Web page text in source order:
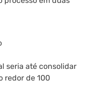
seria até consolidar
redor de 100